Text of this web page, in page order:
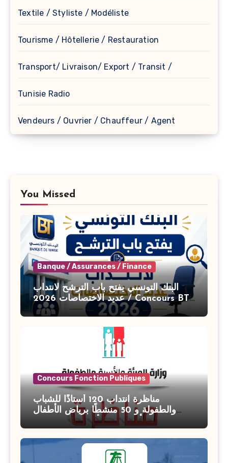
Textile / Styliste / Modéliste
Tourisme / Hôtellerie / Restauration
Transport/ Livraison/ Export / Transit /
Tunisie Radio
Vendeurs / Ouvrier / Chauffeur / Agent
You Missed
Banque / Assurances / Finance
البنك التونسي يفتح باب الترشح لانتداب
عديد الاختصاصات 2026 / Concours BT
Banque de Tunisie 2026
Concours Fonction Publiques
مناظرة انتداب 120 أستاذًا للشباب
والطفولة و 50 منشطًا برياض الأطفال
بوزارة الأسرة والمرأة والطفولة وكبار
السن آخر أجل للتسجيل : 27 جويلية 2026